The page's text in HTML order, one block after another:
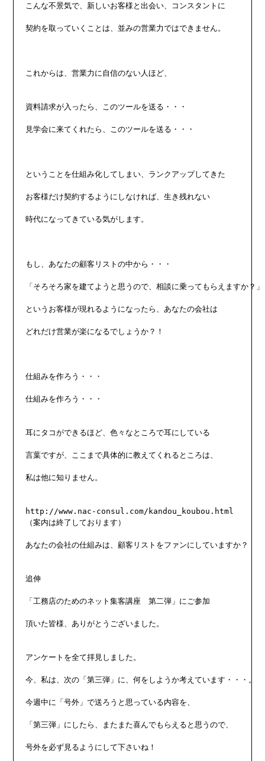
こんな不景気で、新しいお客様と出会い、コンスタントに
契約を取っていくことは、並みの営業力ではできません。
これからは、営業力に自信のない人ほど、
資料請求が入ったら、このツールを送る・・・
見学会に来てくれたら、このツールを送る・・・
ということを仕組み化してしまい、ランクアップしてきた
お客様だけ契約するようにしなければ、生き残れない
時代になってきている気がします。
もし、あなたの顧客リストの中から・・・
「そろそろ家を建てようと思うので、相談に乗ってもらえますか？」
というお客様が現れるようになったら、あなたの会社は
どれだけ営業が楽になるでしょうか？！
仕組みを作ろう・・・
仕組みを作ろう・・・
耳にタコができるほど、色々なところで耳にしている
言葉ですが、ここまで具体的に教えてくれるところは、
私は他に知りません。
http://www.nac-consul.com/kandou_koubou.html
（案内は終了しております）
あなたの会社の仕組みは、顧客リストをファンにしていますか？
追伸
「工務店のためのネット集客講座　第二弾」にご参加
頂いた皆様、ありがとうございました。
アンケートを全て拝見しました。
今、私は、次の「第三弾」に、何をしようか考えています・・・。
今週中に「号外」で送ろうと思っている内容を、
「第三弾」にしたら、またまた喜んでもらえると思うので、
号外を必ず見るようにして下さいね！